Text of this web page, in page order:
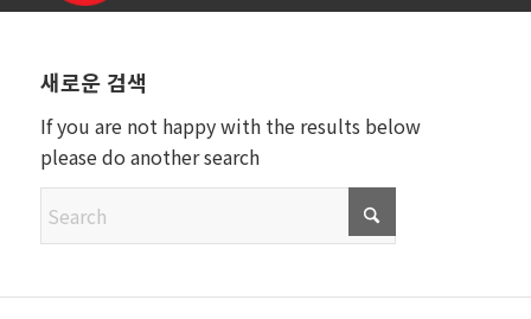
새로운 검색
If you are not happy with the results below
please do another search